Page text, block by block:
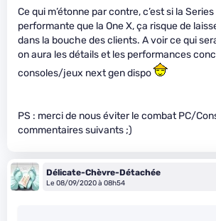
Ce qui m’étonne par contre, c’est si la
performante que la One X, ça risque de
dans la bouche des clients. A voir ce qui
on aura les détails et les performances
consoles/jeux next gen dispo
PS : merci de nous éviter le combat PC/
commentaires suivants ;)
Délicate-Chèvre-Détachée
Le 08/09/2020 à 08h54